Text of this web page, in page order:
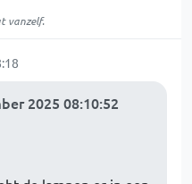
vanzelf.
2025 08:10:52